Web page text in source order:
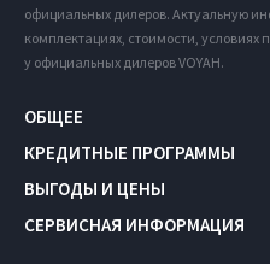
официальных дилеров. Актуальную
комплектациях, стоимости, условиях
у официальных дилеров VOYAH.
ОБЩЕЕ
КРЕДИТНЫЕ ПРОГРАММЫ
ВЫГОДЫ И ЦЕНЫ
СЕРВИСНАЯ ИНФОРМАЦИЯ